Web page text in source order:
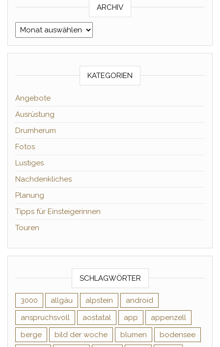
ARCHIV
Archiv
KATEGORIEN
Angebote
Ausrüstung
Drumherum
Fotos
Lustiges
Nachdenkliches
Planung
Tipps für Einsteigerinnen
Touren
SCHLAGWÖRTER
3000 allgäu alpstein
android
anspruchsvoll
aostatal app
appenzell
berge
bild der woche blumen
bodensee